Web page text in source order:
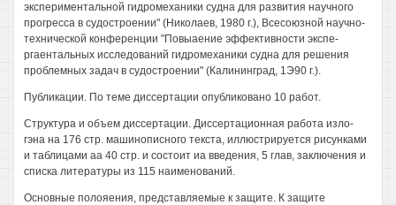
экспериментальной гидромеханики судна для развития научного
прогресса в судостроении" (Николаев, 1980 г.), Всесоюзной научно-
технической конференции "Повыаение эффективности экспе-
ргаентальных исследований гидромеханики судна для решения
проблемных задач в судостроении" (Калининград, 1Э90 г.).
Публикации. По теме диссертации опубликовано 10 работ.
Структура и объем диссертации. Диссертационная работа изло-
гэна на 176 стр. машинописного текста, иллюстрируется рисунками
и таблицами аа 40 стр. и состоит иа введения, 5 глав, заключения и
списка литературы из 115 наименований.
Основные полояения, представляемые к защите. К защите